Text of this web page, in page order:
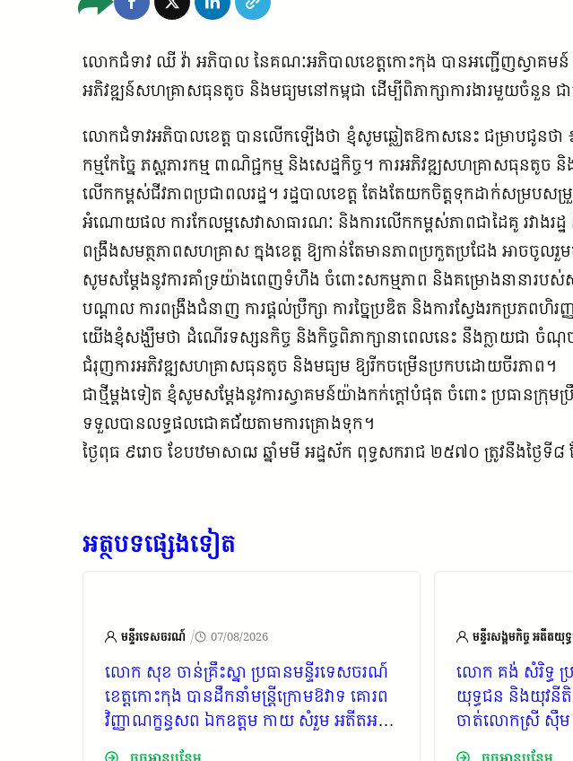
លោកជំទាវ ឈី វ៉ា អភិបាល នៃគណៈអភិបាលខេត្តកោះកុង បានអញ្ជើញស្វាគមន៍
អភិវឌ្ឍន៍សហគ្រាសធុនតូច និងមធ្យមនៅកម្ពុជា ដើម្បីពិភាក្សាការងារមួយចំនួន ជ
លោកជំទាវអភិបាលខេត្ត បានលើកឡើងថា ខ្ញុំសូមឆ្លៀតឱកាសនេះ ជម្រាបជូន
កម្មកែច្នៃ ភស្តុភារកម្ម ពាណិជ្ជកម្ម និងសេដ្ឋកិច្ច។ ការអភិវឌ្ឍសហគ្រាសធុនតូ
លើកកម្ពស់ជីវភាពប្រជាពលរដ្ឋ។ រដ្ឋបាលខេត្ត តែងតែយកចិត្តទុកដាក់សម្រ
អំណោយផល ការកែលម្អសេវាសាធារណៈ និងការលើកកម្ពស់ភាពជាដៃគូ រវា
ពង្រឹងសមត្ថភាពសហគ្រាស ក្នុងខេត្ត ឱ្យកាន់តែមានភាពប្រកួតប្រជែង អាចចូលរួម
សូមសម្តែងនូវការគាំទ្រយ៉ាងពេញទំហឹង ចំពោះសកម្មភាព និងគម្រោងនាន
បណ្តាល ការពង្រឹងជំនាញ ការផ្តល់ប្រឹក្សា ការច្នៃប្រឌិត និងការស្វែងរកប្រភពហិរញ្
យើងខ្ញុំសង្ឃឹមថា ដំណើរទស្សនកិច្ច និងកិច្ចពិភាក្សានាពេលនេះ នឹងក្លាយជា ចំណុចច
ជំរុញការអភិវឌ្ឍសហគ្រាសធុនតូច និងមធ្យម ឱ្យរីកចម្រើនប្រកបដោយចីរភាព។
ជាថ្មីម្តងទៀត ខ្ញុំសូមសម្តែងនូវការស្វាគមន៍យ៉ាងកក់ក្តៅបំផុត ចំពោះ ប្រធាន
ទទួលបានលទ្ធផលជោគជ័យតាមការគ្រោងទុក។
ថ្ងៃពុធ ៩រោច ខែបឋមាសាឍ ឆ្នាំមមី អដ្ឋស័ក ពុទ្ធសករាជ ២៥៧០ ត្រូវនឹងថ្ងៃទី៨
អត្ថបទផ្សេងទៀត
មន្ទីរទេសចរណ៍ / 07/08/2026
លោក សុខ ចាន់គ្រឹះស្នា ប្រធានមន្ទីរទេសចរណ៍
ខេត្តកោះកុង បានដឹកនាំមន្ត្រីក្រោមឱវាទ គោរព
វិញ្ញាណក្ខន្ធសព ឯកឧត្តម កាយ សំរួម អតីតអនុ
ប្រធានសមាគមជាតិក្រុមប្រឹក្សារាជធានី-ខេត្ត
មន្ទីរសង្គមកិច្ច អតីតយុ
លោក គង់ សំរិទ្ធ ប្
យុទ្ធជន និងយុវនីតិ
ចាត់លោកស្រី ស៊ឹម
រួមកិច្ចប្រជុំសាម